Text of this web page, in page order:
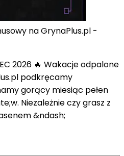
na GrynaPlus.pl -
2026 🔥 Wakacje odpalone
podkręcamy
gorący miesiąc pełen
Niezależnie czy grasz z
&ndash;